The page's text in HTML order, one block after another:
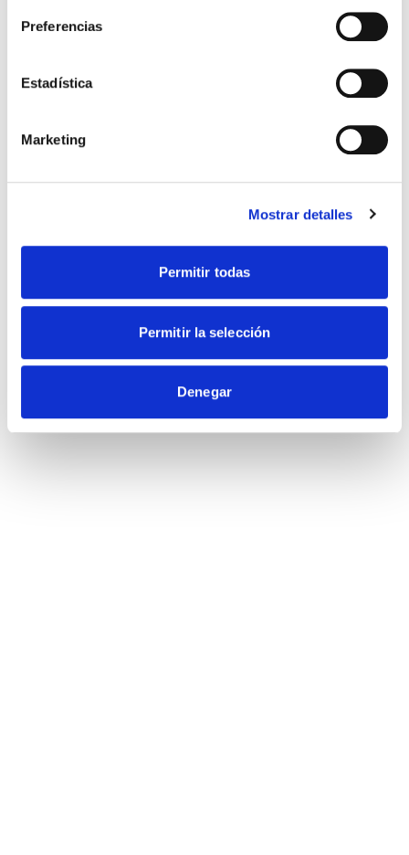
Preferencias
Estadística
Marketing
Mostrar detalles
Permitir todas
Permitir la selección
Denegar
Incorporamos los últimos avances
científicos y la actualización continua